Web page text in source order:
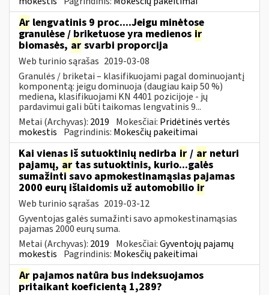
Ar lengvatinis 9 proc....Jeigu minėtose
granulėse / briketuose yra medienos ir
biomasės, ar svarbi proporcija
Web turinio sąrašas 2019-03-08
Granulės / briketai – klasifikuojami pagal dominuojantį
komponentą: jeigu dominuoja (daugiau kaip 50 %)
mediena, klasifikuojami KN 4401 pozicijoje - jų
pardavimui gali būti taikomas lengvatinis 9...
Metai (Archyvas): 2019 Mokesčiai: Pridėtinės vertės
mokestis Pagrindinis: Mokesčių pakeitimai
Kai vienas iš sutuoktinių nedirba ir / ar neturi
pajamų, ar tas sutuoktinis, kurio...galės
sumažinti savo apmokestinamąsias pajamas
2000 eurų išlaidomis už automobilio ir
Web turinio sąrašas 2019-03-12
Gyventojas galės sumažinti savo apmokestinamąsias
pajamas 2000 eurų suma.
Metai (Archyvas): 2019 Mokesčiai:Gyventojų pajamų
mokestis Pagrindinis: Mokesčių pakeitimai
Ar pajamos natūra bus indeksuojamos
pritaikant koeficientą 1,289?